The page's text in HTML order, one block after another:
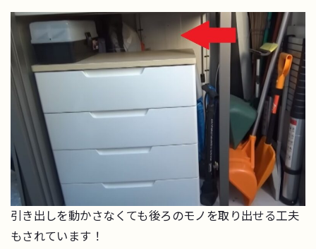
引き出しを動かさなくても後ろのモノを取り出せる工夫
もされています！